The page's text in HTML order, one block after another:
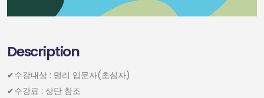
Description
✔︎수강대상 : 명리 입문자(초심자)
✔︎수강료 : 상단 참조